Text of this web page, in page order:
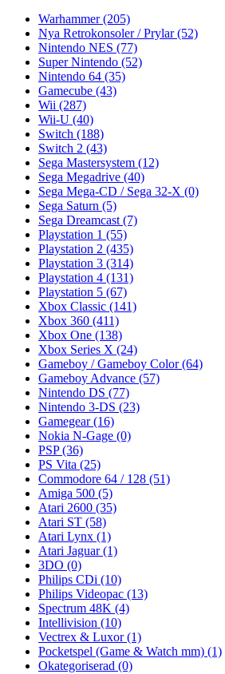
Warhammer(205)
Nya Retrokonsoler / Prylar(52)
Nintendo NES (77)
Super Nintendo (52)
Nintendo 64 (35)
Gamecube (43)
Wii (287)
Wii-U (40)
Switch (188)
Switch 2 (43)
Sega Mastersystem (12)
Sega Megadrive (40)
Sega Mega-CD / Sega 32-X (0)
Sega Saturn (5)
Sega Dreamcast (7)
Playstation 1 (55)
Playstation 2 (435)
Playstation 3 (314)
Playstation 4 (131)
Playstation 5 (67)
Xbox Classic (141)
Xbox 360 (411)
Xbox One (138)
Xbox Series X (24)
Gameboy / Gameboy Color(64)
Gameboy Advance (57)
Nintendo DS (77)
Nintendo 3-DS (23)
Gamegear(16)
Nokia N-Gage (0)
PSP(36)
PS Vita (25)
Commodore 64 / 128 (51)
Amiga 500 (5)
Atari 2600 (35)
Atari ST (58)
Atari Lynx (1)
Atari Jaguar(1)
3DO (0)
Philips CDi (10)
Philips Videopac (13)
Spectrum 48K (4)
Intellivision (10)
Vectrex & Luxor(1)
Pocketspel (Game & Watch mm) (1)
Okategoriserad (0)